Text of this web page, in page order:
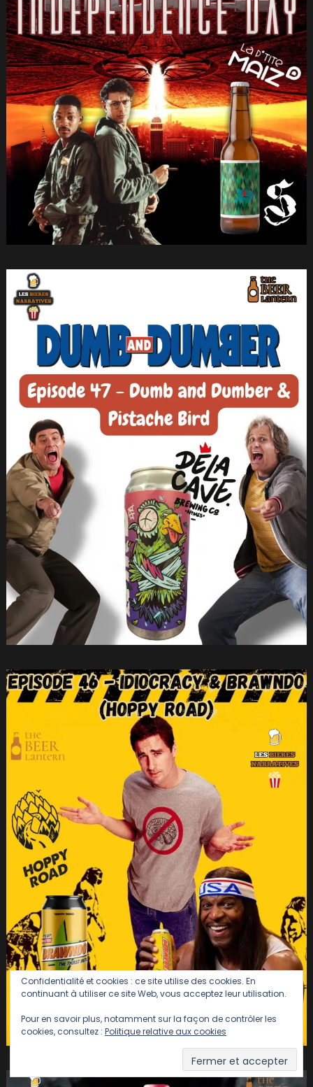
Confidentialité et cookies : ce site utilise des cookies. En
continuant à utiliser ce site Web, vous acceptez leur utilisation.
Pour en savoir plus, notamment sur la façon de contrôler les
cookies, consultez : Politique relative aux cookies